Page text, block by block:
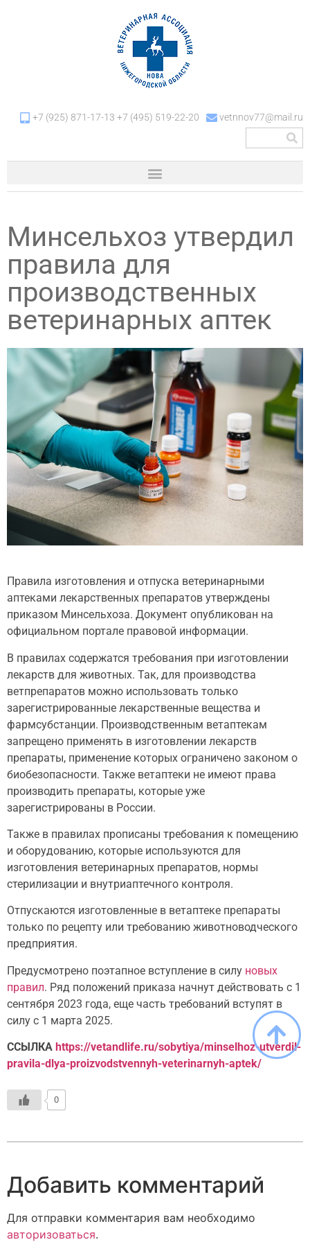
+7 (925) 871-17-13 +7 (495) 519-22-20 vetnnov77@mail.ru
Минсельхоз утвердил
правила для
производственных
ветеринарных аптек
Правила изготовления и отпуска ветеринарными
аптеками лекарственных препаратов утверждены
приказом Минсельхоза. Документ опубликован на
официальном портале правовой информации.
В правилах содержатся требования при изготовлении
лекарств для животных. Так, для производства
ветпрепаратов можно использовать только
зарегистрированные лекарственные вещества и
фармсубстанции. Производственным ветаптекам
запрещено применять в изготовлении лекарств
препараты, применение которых ограничено законом о
биобезопасности. Также ветаптеки не имеют права
производить препараты, которые уже
зарегистрированы в России.
Также в правилах прописаны требования к помещению
и оборудованию, которые используются для
изготовления ветеринарных препаратов, нормы
стерилизации и внутриаптечного контроля.
Отпускаются изготовленные в ветаптеке препараты
только по рецепту или требованию животноводческого
предприятия.
Предусмотрено поэтапное вступление в силу новых
правил. Ряд положений приказа начнут действовать с 1
сентября 2023 года, еще часть требований вступят в
силу с 1 марта 2025.
ССЫЛКА https://vetandlife.ru/sobytiya/minselhoz-utverdil-
pravila-dlya-proizvodstvennyh-veterinarnyh-aptek/
0
Добавить комментарий
Для отправки комментария вам необходимо
авторизоваться.